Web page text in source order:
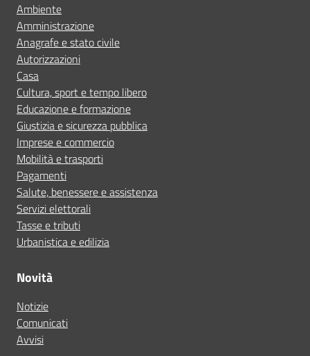
Ambiente
Amministrazione
Anagrafe e stato civile
Autorizzazioni
Casa
Cultura, sport e tempo libero
Educazione e formazione
Giustizia e sicurezza pubblica
Imprese e commercio
Mobilità e trasporti
Pagamenti
Salute, benessere e assistenza
Servizi elettorali
Tasse e tributi
Urbanistica e edilizia
Novità
Notizie
Comunicati
Avvisi